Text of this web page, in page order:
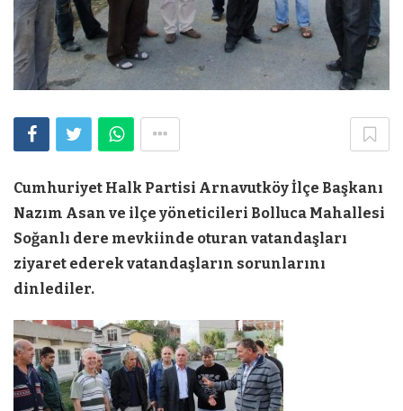
Cumhuriyet Halk Partisi Arnavutköy İlçe Başkanı
Nazım Asan ve ilçe yöneticileri Bolluca Mahallesi
Soğanlı dere mevkiinde oturan vatandaşları
ziyaret ederek vatandaşların sorunlarını
dinlediler.